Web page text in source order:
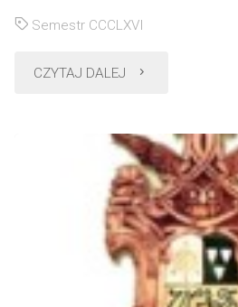
Semestr CCCLXVI
CZYTAJ DALEJ "Wykład
Sekty"